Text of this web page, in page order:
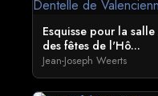
Esquisse pour la salle
des fêtes de l'Hô...
Jean-Joseph Weerts